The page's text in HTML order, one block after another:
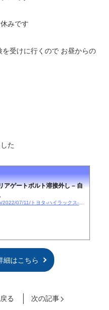
みです
受けに行くので お昼からの
た
アゲートボルト溶接外し – 自
https://blog.c-iwakura.com/2022/07/11/トヨタ-ハイラックス-リアゲートボルト溶接外し/
細はこちら
る 次の記事